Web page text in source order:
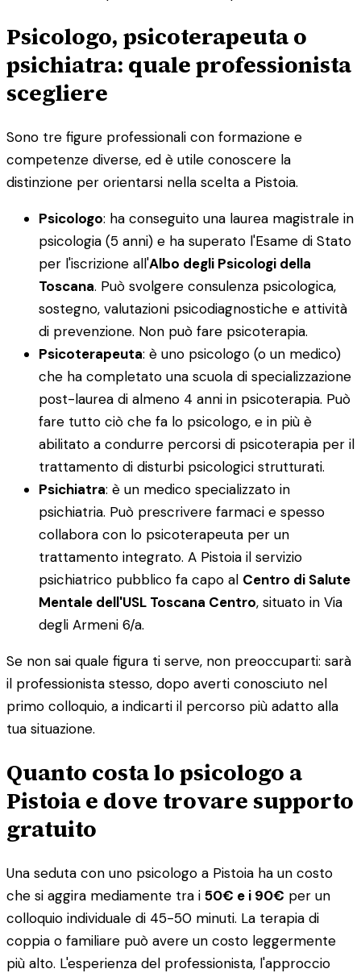
Psicologo, psicoterapeuta o
psichiatra: quale professionista
scegliere
Sono tre figure professionali con formazione e
competenze diverse, ed è utile conoscere la
distinzione per orientarsi nella scelta a Pistoia.
Psicologo: ha conseguito una laurea magistrale in
psicologia (5 anni) e ha superato l'Esame di Stato
per l'iscrizione all'Albo degli Psicologi della
Toscana. Può svolgere consulenza psicologica,
sostegno, valutazioni psicodiagnostiche e attività
di prevenzione. Non può fare psicoterapia.
Psicoterapeuta: è uno psicologo (o un medico)
che ha completato una scuola di specializzazione
post-laurea di almeno 4 anni in psicoterapia. Può
fare tutto ciò che fa lo psicologo, e in più è
abilitato a condurre percorsi di psicoterapia per il
trattamento di disturbi psicologici strutturati.
Psichiatra: è un medico specializzato in
psichiatria. Può prescrivere farmaci e spesso
collabora con lo psicoterapeuta per un
trattamento integrato. A Pistoia il servizio
psichiatrico pubblico fa capo al Centro di Salute
Mentale dell'USL Toscana Centro, situato in Via
degli Armeni 6/a.
Se non sai quale figura ti serve, non preoccuparti: sarà
il professionista stesso, dopo averti conosciuto nel
primo colloquio, a indicarti il percorso più adatto alla
tua situazione.
Quanto costa lo psicologo a
Pistoia e dove trovare supporto
gratuito
Una seduta con uno psicologo a Pistoia ha un costo
che si aggira mediamente tra i 50€ e i 90€ per un
colloquio individuale di 45-50 minuti. La terapia di
coppia o familiare può avere un costo leggermente
più alto. L'esperienza del professionista, l'approccio